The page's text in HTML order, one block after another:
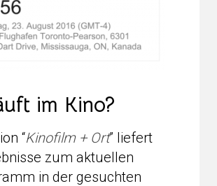
im Kino?
“Kinofilm + Ort” liefert
zum aktuellen
in der gesuchten